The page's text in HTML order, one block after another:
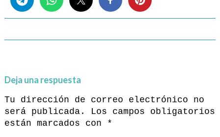
Deja una respuesta
Tu dirección de correo electrónico no
será publicada.
Los campos obligatorios
están marcados con
*